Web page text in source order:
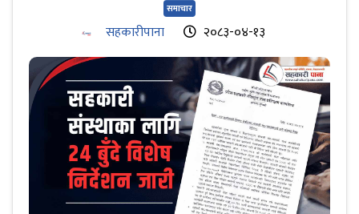
समाचार
सहकारीपाना २०८३-०४-१३